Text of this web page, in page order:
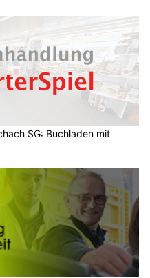
SG: Buchladen mit